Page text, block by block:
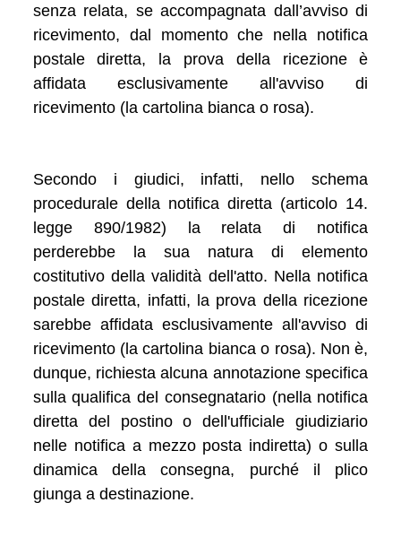
senza relata, se accompagnata dall’avviso di
ricevimento, dal momento che nella notifica
postale diretta, la prova della ricezione è
affidata esclusivamente all'avviso di
ricevimento (la cartolina bianca o rosa).
Secondo i giudici, infatti, nello schema
procedurale della notifica diretta (articolo 14.
legge 890/1982) la relata di notifica
perderebbe la sua natura di elemento
costitutivo della validità dell'atto. Nella notifica
postale diretta, infatti, la prova della ricezione
sarebbe affidata esclusivamente all'avviso di
ricevimento (la cartolina bianca o rosa). Non è,
dunque, richiesta alcuna annotazione specifica
sulla qualifica del consegnatario (nella notifica
diretta del postino o dell'ufficiale giudiziario
nelle notifica a mezzo posta indiretta) o sulla
dinamica della consegna, purché il plico
giunga a destinazione.